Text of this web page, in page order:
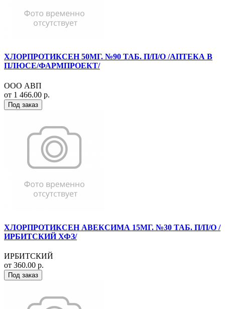
ХЛОРПРОТИКСЕН 50МГ. №90 ТАБ. П/П/О /АПТЕКА В
ПЛЮСЕ/ФАРМПРОЕКТ/
ООО АВП
от 1 466.00 р.
Под заказ
ХЛОРПРОТИКСЕН АВЕКСИМА 15МГ. №30 ТАБ. П/П/О /
ИРБИТСКИЙ ХФЗ/
ИРБИТСКИЙ
от 360.00 р.
Под заказ